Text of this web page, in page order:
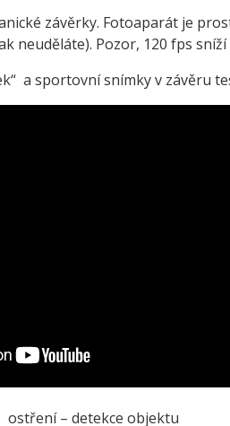
závěrky. Fotoaparát je
neuděláte). Pozor, 120 fps
a sportovní snímky v závěru
ostření – detekce objektu